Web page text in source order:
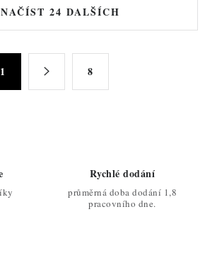
NAČÍST 24 DALŠÍCH
1 8
Rychlé dodání
průměrná doba dodání 1,8
pracovního dne.